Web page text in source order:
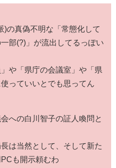
)の真偽不明な「常態化して
部(?)」が流出してるっぽい
や「県庁の会議室」や「県
っていいとでも思ってん
への白川智子の証人喚問と
は当然として、そして新た
も開示頼むわ